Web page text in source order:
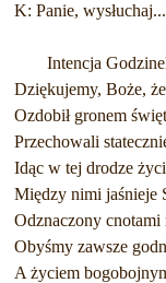
K: Panie, wysłuchaj...
Intencja
Dziękujemy, Boże,
Ozdobił gronem
Przechowali
Idąc w tej drodze
Między nimi jaśnieje
Odznaczony
Obyśmy zawsze
A życiem